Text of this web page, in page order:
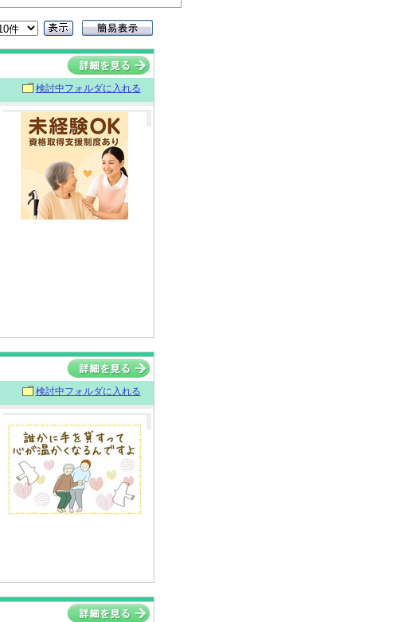
検討中フォルダに入れる
検討中フォルダに入れる